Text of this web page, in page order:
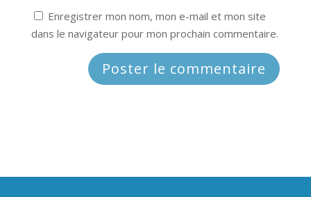
Enregistrer mon nom, mon e-mail et mon site
dans le navigateur pour mon prochain commentaire.